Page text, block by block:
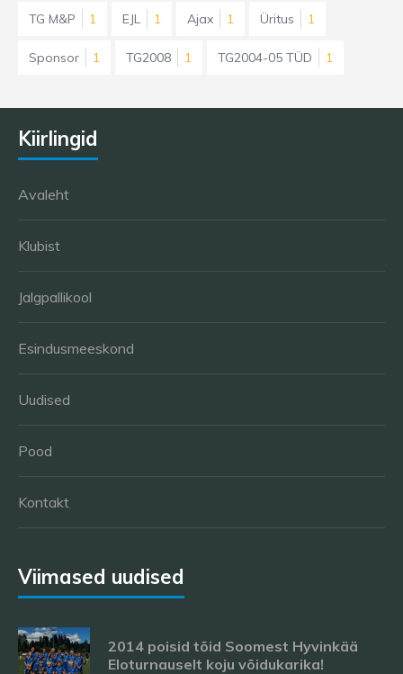
TG M&P 1 EJL 1 Ajax 1 Üritus 1
Sponsor 1 TG2008 1 TG2004-05 TÜD 1
Kiirlingid
Avaleht
Klubist
Jalgpallikool
Esindusmeeskond
Uudised
Pood
Kontakt
Viimased uudised
2014 poisid tõid Soomest Hyvinkää
Eloturnauselt koju võidukarika!